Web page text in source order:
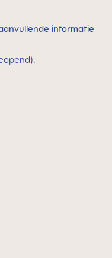
informatie
de knoppen om de hoeveelheid